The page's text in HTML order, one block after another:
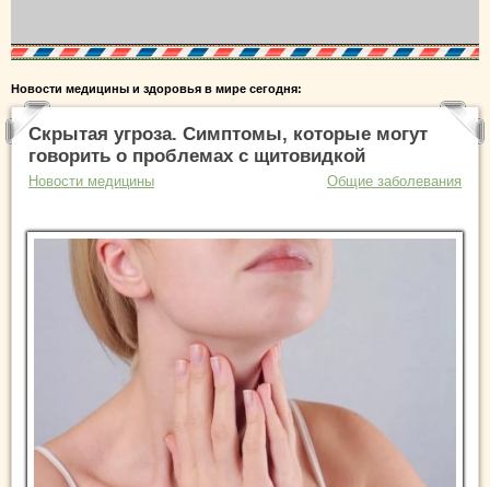
Новости медицины и здоровья в мире сегодня:
Скрытая угроза. Симптомы, которые могут
говорить о проблемах с щитовидкой
Новости медицины Общие заболевания